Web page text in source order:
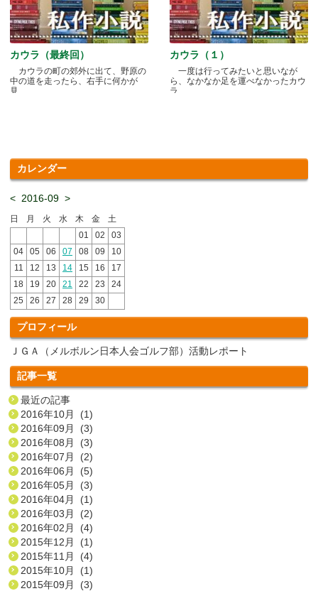
カウラ（最終回）
カウラの町の郊外に出て、野原の
中の道を走ったら、右手に何かが
見.....
カウラ（１）
一度は行ってみたいと思いなが
ら、なかなか足を運べなかったカウ
ラ.....
カレンダー
< 2016-09 >
日 月 火 水 木 金
土
01
02
03
04
05 06 07 08 09
10
11
12 13 14 15 16
17
18
19 20 21 22 23
24
25
26 27 28 29 30
プロフィール
ＪＧＡ（メルボルン日本人会ゴルフ部）活動レポート
記事一覧
最近の記事
2016年10月 (1)
2016年09月 (3)
2016年08月 (3)
2016年07月 (2)
2016年06月 (5)
2016年05月 (3)
2016年04月 (1)
2016年03月 (2)
2016年02月 (4)
2015年12月 (1)
2015年11月 (4)
2015年10月 (1)
2015年09月 (3)